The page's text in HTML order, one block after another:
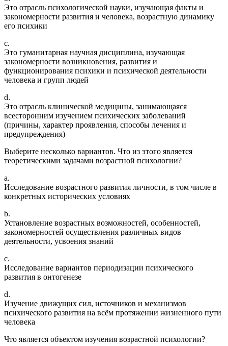
Это отрасль психологической науки, изучающая факты и
закономерности развития и человека, возрастную динамику
его психики
c.
Это гуманитарная научная дисциплина, изучающая
закономерности возникновения, развития и
функционирования психики и психической деятельности
человека и групп людей
d.
Это отрасль клинической медицины, занимающаяся
всесторонним изучением психических заболеваний
(причины, характер проявления, способы лечения и
предупреждения)
Выберите несколько вариантов. Что из этого является
теоретическими задачами возрастной психологии?
a.
Исследование возрастного развития личности, в том числе в
конкретных исторических условиях
b.
Установление возрастных возможностей, особенностей,
закономерностей осуществления различных видов
деятельности, усвоения знаний
c.
Исследование вариантов периодизации психического
развития в онтогенезе
d.
Изучение движущих сил, источников и механизмов
психического развития на всём протяжении жизненного пути
человека
Что является объектом изучения возрастной психологии?